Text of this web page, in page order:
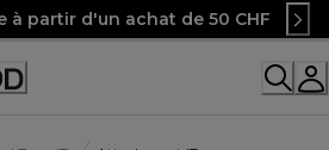
à partir d'un achat de 50 CHF